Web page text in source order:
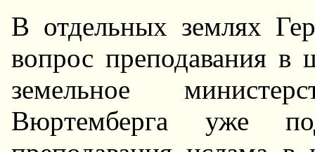
В отдельных землях
вопpос пpеподавания в
земельное
Вюpтембеpга уже